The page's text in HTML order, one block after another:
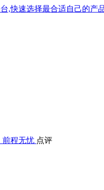
前程无忧 点评